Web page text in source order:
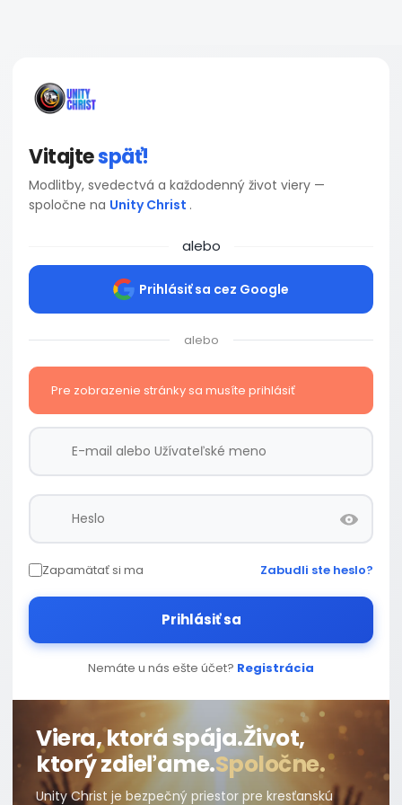
Vitajtespäť!
Modlitby, svedectvá a každodenný život viery —
spoločne na Unity Christ .
alebo
Prihlásiť sa cez Google
alebo
Pre zobrazenie stránky sa musíte prihlásiť
Zapamätať si ma Zabudli ste heslo?
Prihlásiť sa
Nemáte u nás ešte účet? Registrácia
Viera, ktorá spája.Život,
ktorý zdieľame.Spoločne.
Unity Christ je bezpečný priestor pre kresťanskú